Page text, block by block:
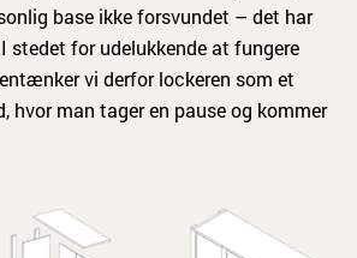
base ikke forsvundet – det har
stedet for udelukkende at fungere
vi derfor lockeren som et
hvor man tager en pause og kommer